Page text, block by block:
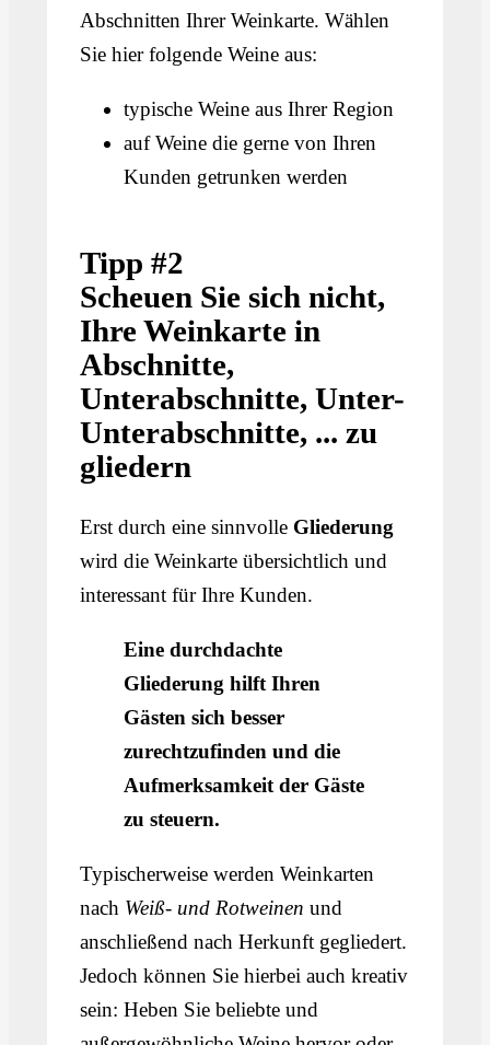
Abschnitten Ihrer Weinkarte. Wählen
Sie hier folgende Weine aus:
typische Weine aus Ihrer Region
auf Weine die gerne von Ihren
Kunden getrunken werden
Tipp #2
Scheuen Sie sich nicht,
Ihre Weinkarte in
Abschnitte,
Unterabschnitte, Unter-
Unterabschnitte, ... zu
gliedern
Erst durch eine sinnvolle Gliederung
wird die Weinkarte übersichtlich und
interessant für Ihre Kunden.
Eine durchdachte
Gliederung hilft Ihren
Gästen sich besser
zurechtzufinden und die
Aufmerksamkeit der Gäste
zu steuern.
Typischerweise werden Weinkarten
nach Weiß- und Rotweinen und
anschließend nach Herkunft gegliedert.
Jedoch können Sie hierbei auch kreativ
sein: Heben Sie beliebte und